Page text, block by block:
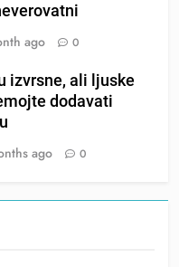
ago 0
izvrsne, ali ljuske
dodavati
ago 0